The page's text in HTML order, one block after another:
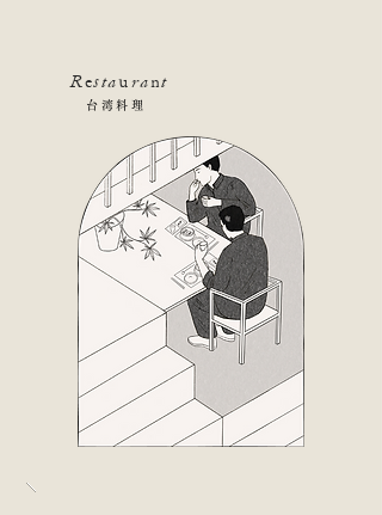
Restaurant
台湾料理